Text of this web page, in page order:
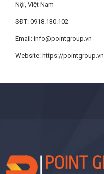
Nội, Việt Nam
SĐT: 0918.130.102
Email: info@pointgroup.vn
Website: https://pointgroup.vn